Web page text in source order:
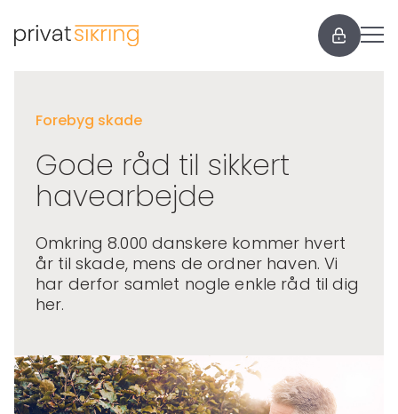
Forebyg skade
Gode råd til sikkert
havearbejde
Omkring 8.000 danskere kommer hvert
år til skade, mens de ordner haven. Vi
har derfor samlet nogle enkle råd til dig
her.